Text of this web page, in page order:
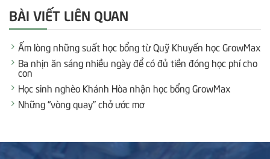
BÀI VIẾT LIÊN QUAN
Ấm lòng những suất học bổng từ Quỹ Khuyến học GrowMax
Ba nhịn ăn sáng nhiều ngày để có đủ tiền đóng học phí cho
con
Học sinh nghèo Khánh Hòa nhận học bổng GrowMax
Những “vòng quay” chở ước mơ